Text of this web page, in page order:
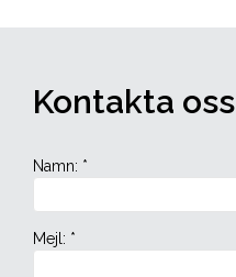
Kontakta oss
Namn: *
Mejl : *